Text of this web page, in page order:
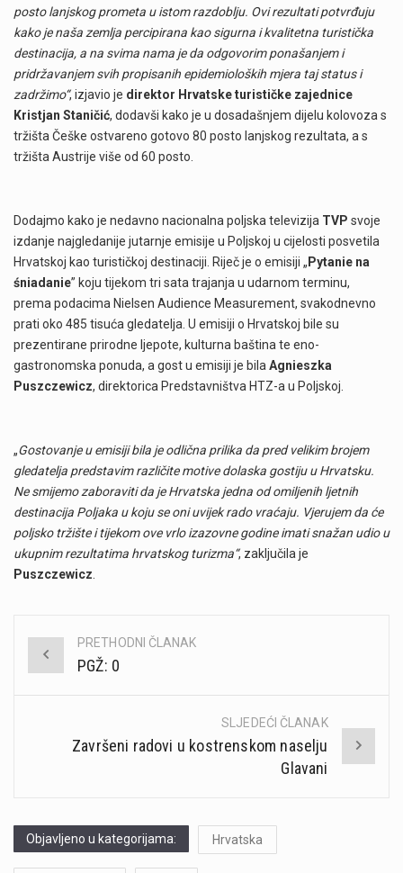
posto lanjskog prometa u istom razdoblju. Ovi rezultati potvrđuju
kako je naša zemlja percipirana kao sigurna i kvalitetna turistička
destinacija, a na svima nama je da odgovorim ponašanjem i
pridržavanjem svih propisanih epidemioloških mjera taj status i
zadržimo“, izjavio je direktor Hrvatske turističke zajednice
Kristjan Staničić, dodavši kako je u dosadašnjem dijelu kolovoza s
tržišta Češke ostvareno gotovo 80 posto lanjskog rezultata, a s
tržišta Austrije više od 60 posto.
Dodajmo kako je nedavno nacionalna poljska televizija TVP svoje
izdanje najgledanije jutarnje emisije u Poljskoj u cijelosti posvetila
Hrvatskoj kao turističkoj destinaciji. Riječ je o emisiji „ Pytanie na
śniadanie” koju tijekom tri sata trajanja u udarnom terminu,
prema podacima Nielsen Audience Measurement, svakodnevno
prati oko 485 tisuća gledatelja. U emisiji o Hrvatskoj bile su
prezentirane prirodne ljepote, kulturna baština te eno-
gastronomska ponuda, a gost u emisiji je bila Agnieszka
Puszczewicz, direktorica Predstavništva HTZ-a u Poljskoj.
„Gostovanje u emisiji bila je odlična prilika da pred velikim brojem
gledatelja predstavim različite motive dolaska gostiju u Hrvatsku.
Ne smijemo zaboraviti da je Hrvatska jedna od omiljenih ljetnih
destinacija Poljaka u koju se oni uvijek rado vraćaju. Vjerujem da će
poljsko tržište i tijekom ove vrlo izazovne godine imati snažan udio u
ukupnim rezultatima hrvatskog turizma“, zaključila je
Puszczewicz
Post
PRETHODNI ČLANAK
PGŽ: 0
SLJEDEĆI ČLANAK
Završeni radovi u kostrenskom naselju
Glavani
Objavljeno u kategorijama: Hrvatska